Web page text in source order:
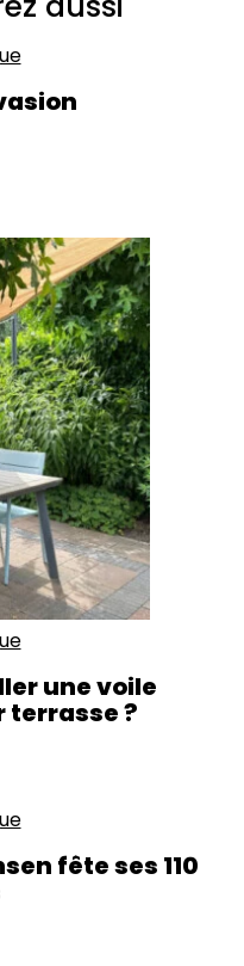
une voile
terrasse ?
fête ses 110